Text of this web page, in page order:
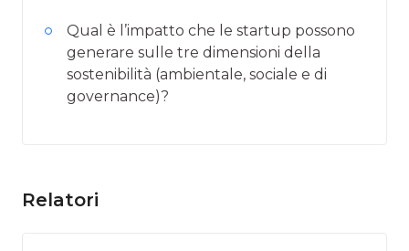
Qual è l’impatto che le startup possono
generare sulle tre dimensioni della
sostenibilità (ambientale, sociale e di
governance)?
Relatori